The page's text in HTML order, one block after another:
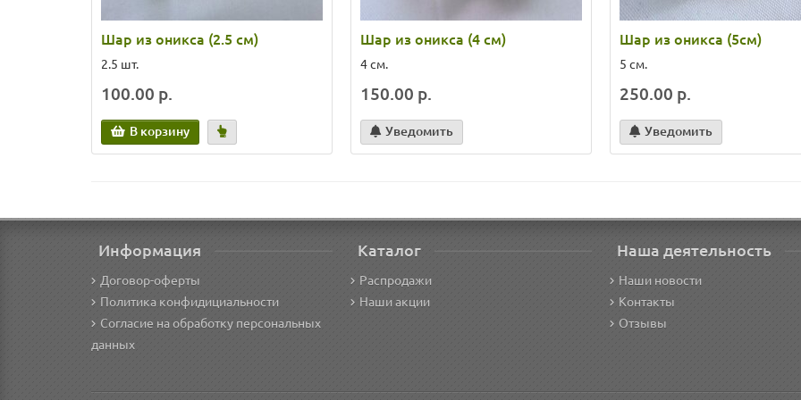
Шар из оникса (2.5 см)
2.5 шт.
100.00 р.
В корзину
Шар из оникса (4 см)
4 см.
150.00 р.
Уведомить
Шар из оникса (5см)
5 см.
250.00 р.
Уведомить
Информация
Договор-оферты
Политика конфидициальности
Согласие на обработку персональных
данных
Каталог
Распродажи
Наши акции
Наша деятельность
Наши новости
Контакты
Отзывы